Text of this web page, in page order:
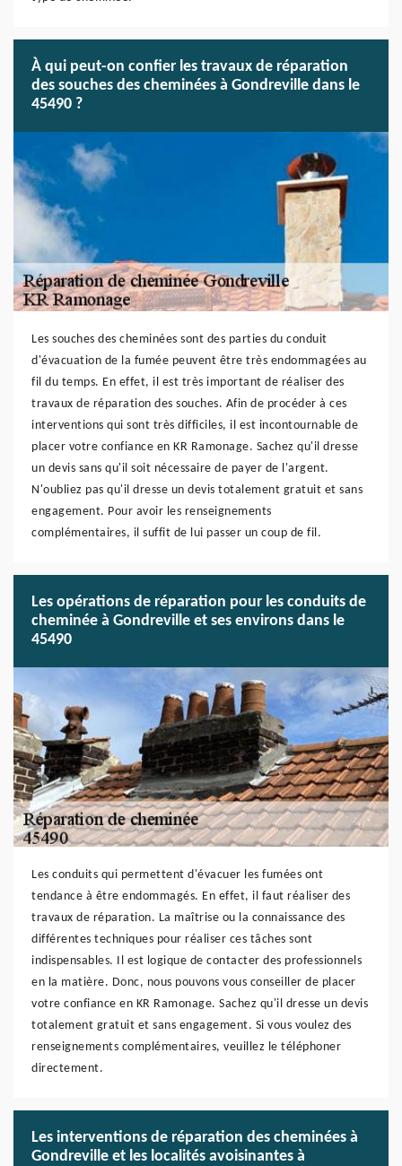
À qui peut-on confier les travaux de réparation
des souches des cheminées à Gondreville dans le
45490 ?
Les souches des cheminées sont des parties du conduit
d'évacuation de la fumée peuvent être très endommagées au
fil du temps. En effet, il est très important de réaliser des
travaux de réparation des souches. Afin de procéder à ces
interventions qui sont très difficiles, il est incontournable de
placer votre confiance en KR Ramonage. Sachez qu'il dresse
un devis sans qu'il soit nécessaire de payer de l'argent.
N'oubliez pas qu'il dresse un devis totalement gratuit et sans
engagement. Pour avoir les renseignements
complémentaires, il suffit de lui passer un coup de fil.
Les opérations de réparation pour les conduits de
cheminée à Gondreville et ses environs dans le
45490
Les conduits qui permettent d'évacuer les fumées ont
tendance à être endommagés. En effet, il faut réaliser des
travaux de réparation. La maîtrise ou la connaissance des
différentes techniques pour réaliser ces tâches sont
indispensables. Il est logique de contacter des professionnels
en la matière. Donc, nous pouvons vous conseiller de placer
votre confiance en KR Ramonage. Sachez qu'il dresse un devis
totalement gratuit et sans engagement. Si vous voulez des
renseignements complémentaires, veuillez le téléphoner
directement.
Les interventions de réparation des cheminées à
Gondreville et les localités avoisinantes à